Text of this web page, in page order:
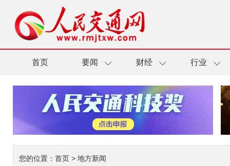
首页 要闻 财经 行业
您的位置： 首页 > 地方新闻